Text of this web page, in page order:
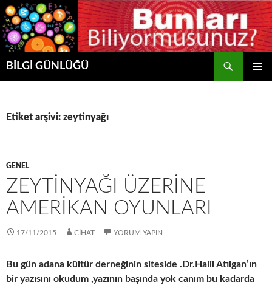
BİLGİ GÜNLÜĞÜ
Ara
Etiket arşivi: zeytinyağı
GENEL
ZEYTİNYAĞI ÜZERİNE
AMERİKAN OYUNLARI
17/11/2015 CIHAT YORUM YAPIN
Bu gün adana kültür derneğinin siteside .Dr.Halil Atılgan’ın
bir yazısını okudum ,yazının başında yok canım bu kadarda